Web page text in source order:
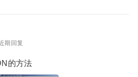
期回复
的方法